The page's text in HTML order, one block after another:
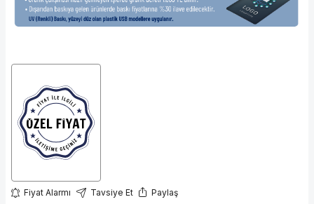
Fiyat Alarmı Tavsiye Et Paylaş